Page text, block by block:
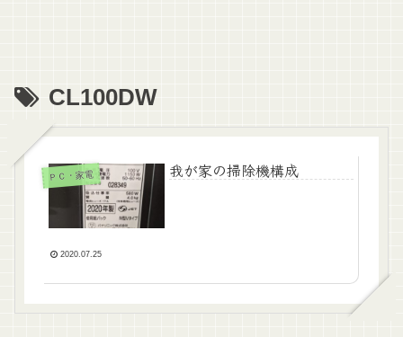
CL100DW
ＰＣ・家電 我が家の掃除機構成
2020.07.25